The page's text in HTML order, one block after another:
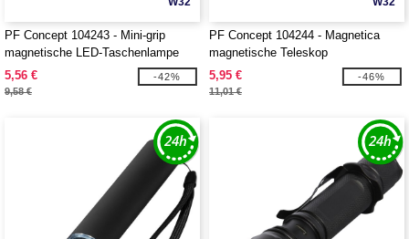
PF Concept 104243 - Mini-grip
magnetische LED-Taschenlampe
5,56 €
9,58 €
-42%
PF Concept 104244 - Magnetica
magnetische Teleskop
Taschenlampe
5,95 €
11,01 €
-46%